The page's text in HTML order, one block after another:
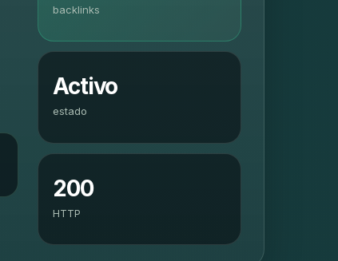
backlinks
Activo
estado
200
HTTP